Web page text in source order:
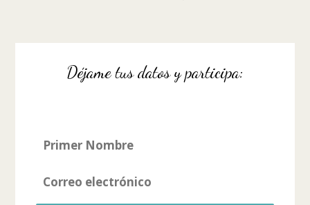
Déjame tus datos y participa: